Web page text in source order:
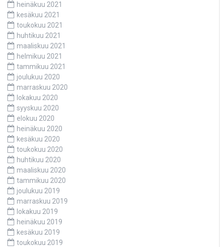
heinäkuu 2021
kesäkuu 2021
toukokuu 2021
huhtikuu 2021
maaliskuu 2021
helmikuu 2021
tammikuu 2021
joulukuu 2020
marraskuu 2020
lokakuu 2020
syyskuu 2020
elokuu 2020
heinäkuu 2020
kesäkuu 2020
toukokuu 2020
huhtikuu 2020
maaliskuu 2020
tammikuu 2020
joulukuu 2019
marraskuu 2019
lokakuu 2019
heinäkuu 2019
kesäkuu 2019
toukokuu 2019